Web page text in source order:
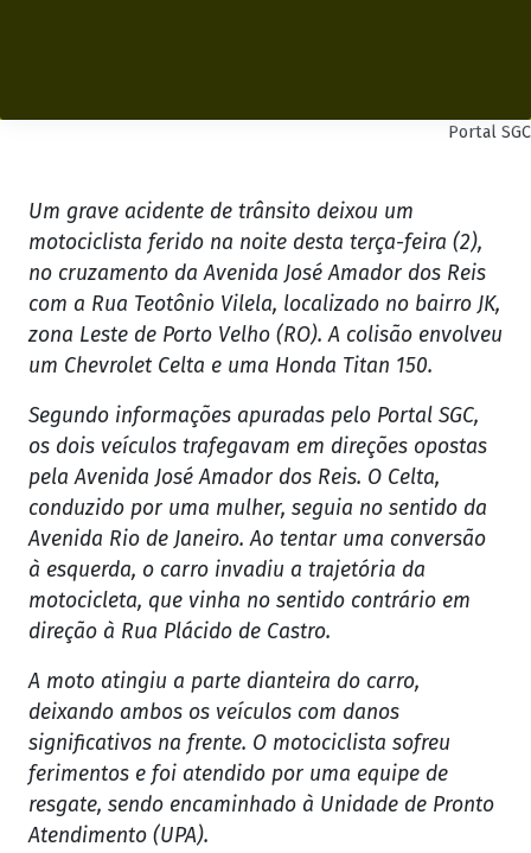
Portal SGC
Um grave acidente de trânsito deixou um
motociclista ferido na noite desta terça-feira (2),
no cruzamento da Avenida José Amador dos Reis
com a Rua Teotônio Vilela, localizado no bairro JK,
zona Leste de Porto Velho (RO). A colisão envolveu
um Chevrolet Celta e uma Honda Titan 150.
Segundo informações apuradas pelo Portal SGC,
os dois veículos trafegavam em direções opostas
pela Avenida José Amador dos Reis. O Celta,
conduzido por uma mulher, seguia no sentido da
Avenida Rio de Janeiro. Ao tentar uma conversão
à esquerda, o carro invadiu a trajetória da
motocicleta, que vinha no sentido contrário em
direção à Rua Plácido de Castro.
A moto atingiu a parte dianteira do carro,
deixando ambos os veículos com danos
significativos na frente. O motociclista sofreu
ferimentos e foi atendido por uma equipe de
resgate, sendo encaminhado à Unidade de Pronto
Atendimento (UPA).